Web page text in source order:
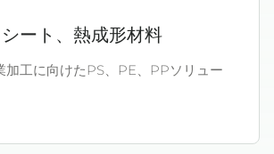
ート、熱成形材料
加工に向けたPS、PE、PPソリュー